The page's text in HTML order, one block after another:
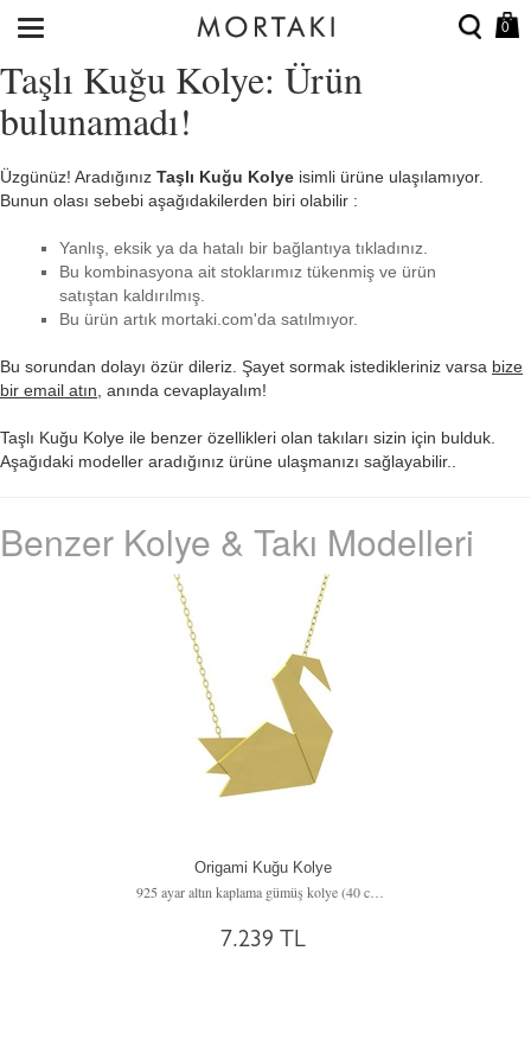
0
Taşlı Kuğu Kolye: Ürün
bulunamadı!
Üzgünüz! Aradığınız Taşlı Kuğu Kolye isimli ürüne ulaşılamıyor.
Bunun olası sebebi aşağıdakilerden biri olabilir :
Yanlış, eksik ya da hatalı bir bağlantıya tıkladınız.
Bu kombinasyona ait stoklarımız tükenmiş ve ürün
satıştan kaldırılmış.
Bu ürün artık mortaki.com'da satılmıyor.
Bu sorundan dolayı özür dileriz. Şayet sormak istedikleriniz varsa bize
bir email atın , anında cevaplayalım!
Taşlı Kuğu Kolye ile benzer özellikleri olan takıları sizin için bulduk.
Aşağıdaki modeller aradığınız ürüne ulaşmanızı sağlayabilir..
Benzer Kolye & Takı Modelleri
Origami Kuğu Kolye
925 ayar altın kaplama gümüş kolye (40 cm gümüş rolo zincir)
7.239 TL